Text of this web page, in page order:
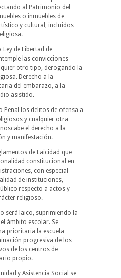
al Patrimonio del
o inmuebles de
y cultural, incluidos
de Libertad de
las convicciones
otro tipo, derogando la
Derecho a la
del embarazo, a la
asistido.
Penal los delitos de ofensa a
y cualquier otra
el derecho a la
y manifestación.
de Laicidad que
constitucional en
con especial
de instituciones,
respecto a actos y
religioso.
será laico, suprimiendo la
ámbito escolar. Se
prioritaria la escuela
progresiva de los
de los centros de
propio.
y Asistencia Social se